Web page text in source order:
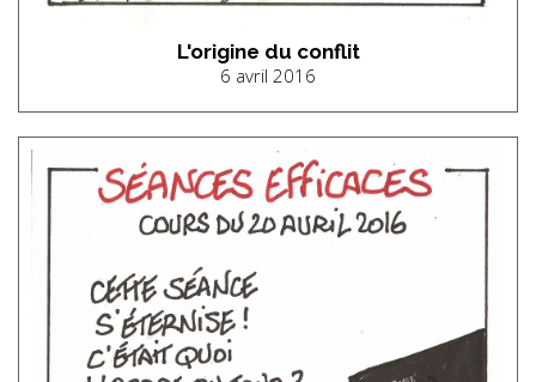
L'origine du conflit
6 avril 2016